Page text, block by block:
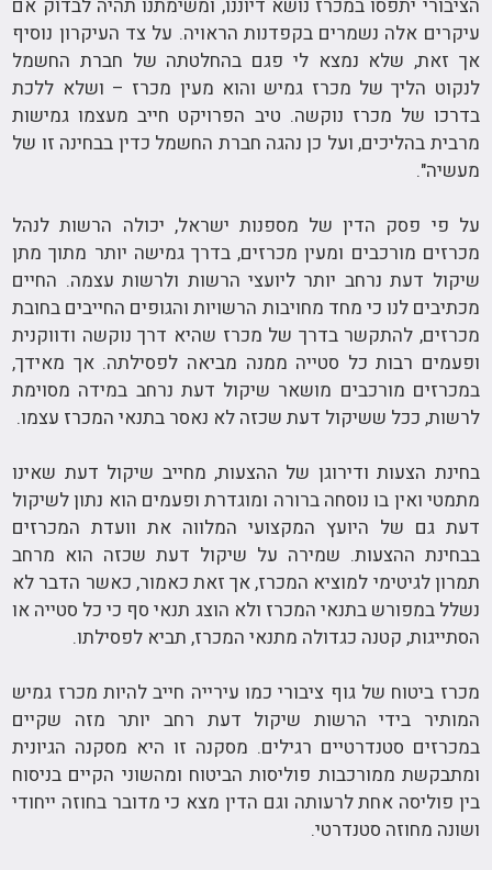
הציבורי יתפסו במכרז נושא דיוננו, ומשימתנו תהיה לבדוק אם
עיקרים אלה נשמרים בקפדנות הראויה. על צד העיקרון נוסיף
אך זאת, שלא נמצא לי פגם בהחלטתה של חברת החשמל
לנקוט הליך של מכרז גמיש והוא מעין מכרז – ושלא ללכת
בדרכו של מכרז נוקשה. טיב הפרויקט חייב מעצמו גמישות
מרבית בהליכים, ועל כן נהגה חברת החשמל כדין בבחינה זו של
מעשיה".
על פי פסק הדין של מספנות ישראל, יכולה הרשות לנהל
מכרזים מורכבים ומעין מכרזים, בדרך גמישה יותר מתוך מתן
שיקול דעת נרחב יותר ליועצי הרשות ולרשות עצמה. החיים
מכתיבים לנו כי מחד מחויבות הרשויות והגופים החייבים בחובת
מכרזים, להתקשר בדרך של מכרז שהיא דרך נוקשה ודווקנית
ופעמים רבות כל סטייה ממנה מביאה לפסילתה. אך מאידך,
במכרזים מורכבים מושאר שיקול דעת נרחב במידה מסוימת
לרשות, ככל ששיקול דעת שכזה לא נאסר בתנאי המכרז עצמו.
בחינת הצעות ודירוגן של ההצעות, מחייב שיקול דעת שאינו
מתמטי ואין בו נוסחה ברורה ומוגדרת ופעמים הוא נתון לשיקול
דעת גם של היועץ המקצועי המלווה את וועדת המכרזים
בבחינת ההצעות. שמירה על שיקול דעת שכזה הוא מרחב
תמרון לגיטימי למוציא המכרז, אך זאת כאמור, כאשר הדבר לא
נשלל במפורש בתנאי המכרז ולא הוצג תנאי סף כי כל סטייה או
הסתייגות, קטנה כגדולה מתנאי המכרז, תביא לפסילתו.
מכרז ביטוח של גוף ציבורי כמו עירייה חייב להיות מכרז גמיש
המותיר בידי הרשות שיקול דעת רחב יותר מזה שקיים
במכרזים סטנדרטיים רגילים. מסקנה זו היא מסקנה הגיונית
ומתבקשת ממורכבות פוליסות הביטוח ומהשוני הקיים בניסוח
בין פוליסה אחת לרעותה וגם הדין מצא כי מדובר בחוזה ייחודי
ושונה מחוזה סטנדרטי.